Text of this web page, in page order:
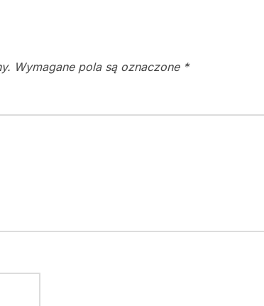
Wymagane pola są oznaczone *